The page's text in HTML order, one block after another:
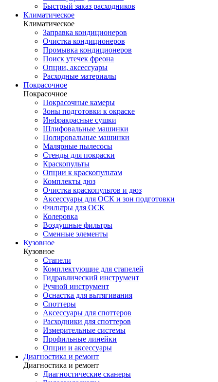
Быстрый заказ расходников
Климатическое
Климатическое
Заправка кондиционеров
Очистка кондиционеров
Промывка кондиционеров
Поиск утечек фреона
Опции, аксессуары
Расходные материалы
Покрасочное
Покрасочное
Покрасочные камеры
Зоны подготовки к окраске
Инфракрасные сушки
Шлифовальные машинки
Полировальные машинки
Малярные пылесосы
Стенды для покраски
Краскопульты
Опции к краскопультам
Комплекты дюз
Очистка краскопультов и дюз
Аксессуары для ОСК и зон подготовки
Фильтры для ОСК
Колеровка
Воздушные фильтры
Сменные элементы
Кузовное
Кузовное
Стапели
Комплектующие для стапелей
Гидравлический инструмент
Ручной инструмент
Оснастка для вытягивания
Споттеры
Аксессуары для споттеров
Расходники для споттеров
Измерительные системы
Профильные линейки
Опции и аксессуары
Диагностика и ремонт
Диагностика и ремонт
Диагностические сканеры